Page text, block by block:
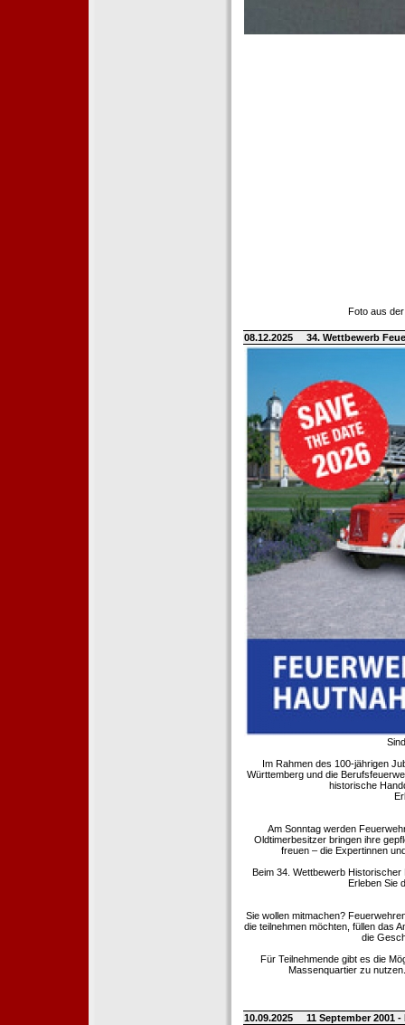
Foto aus
08.12.2025 34. Wettbewerb
Im Rahmen des 100-jährigen
Württemberg und die
historische
Am Sonntag werden
Oldtimerbesitzer bringen ihre
freuen – die Expertinnen
Beim 34. Wettbewerb
Erleben Sie
Sie wollen mitmachen?
die teilnehmen möchten, füllen das
die
Für Teilnehmende gibt es die
Massenquartier zu
10.09.2025
11 September 2001